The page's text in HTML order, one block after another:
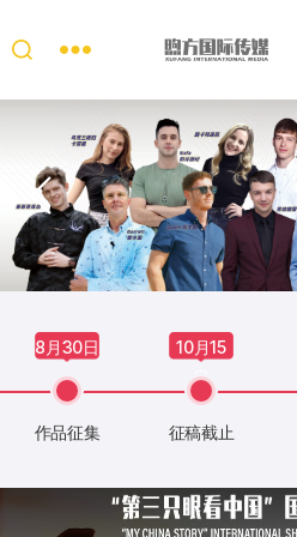
“第
三
只
眼
看
中
国”
国
频
8月30日
作品征集
10月15
日
征稿截止